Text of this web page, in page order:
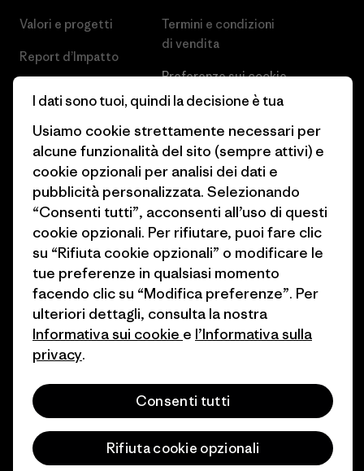
Valori e progetti
Report d’Impatto
Obiettivi climatici
1% For The Planet
Come finanziamo
Buoni regalo
Trova un negozio
Termini e condizioni
di vendita
Preferenze sui cookie
Lavora con noi
Stampa e media
Industry program
Programma di affiliazione
Patagonia Italia Mappa del sito
© 2026 Patagonia, Inc. All Rights Reserved.
I dati sono tuoi, quindi la decisione è tua
Usiamo cookie strettamente necessari per
alcune funzionalità del sito (sempre attivi) e
cookie opzionali per analisi dei dati e
pubblicità personalizzata. Selezionando
“Consenti tutti”, acconsenti all’uso di questi
cookie opzionali. Per rifiutare, puoi fare clic
su “Rifiuta cookie opzionali” o modificare le
tue preferenze in qualsiasi momento
facendo clic su “Modifica preferenze”. Per
ulteriori dettagli, consulta la nostra
Informativa sui cookie e l’Informativa sulla
privacy.
Consenti tutti
Rifiuta cookie opzionali